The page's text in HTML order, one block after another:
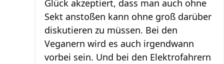
Glück akzeptiert, dass man auch ohne
Sekt anstoßen kann ohne groß darüber
diskutieren zu müssen. Bei den
Veganern wird es auch irgendwann
vorbei sein. Und bei den Elektrofahrern